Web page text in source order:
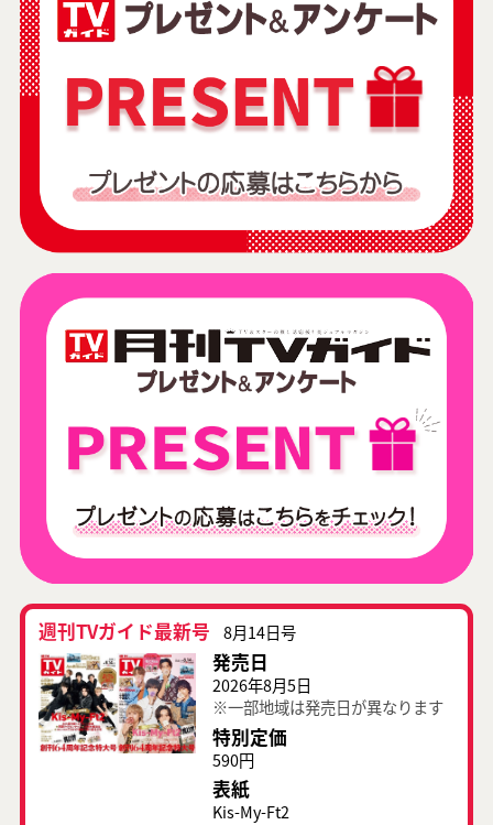
週刊TVガイド最新号 8月14日号
発売日
2026年8月5日
※一部地域は発売日が異なります
特別定価
590円
表紙
Kis-My-Ft2